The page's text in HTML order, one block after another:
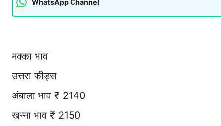
WhatsApp Channel
मक्का भाव
उत्तरा फीड्स
अंबाला भाव ₹ 2140
खन्ना भाव ₹ 2150